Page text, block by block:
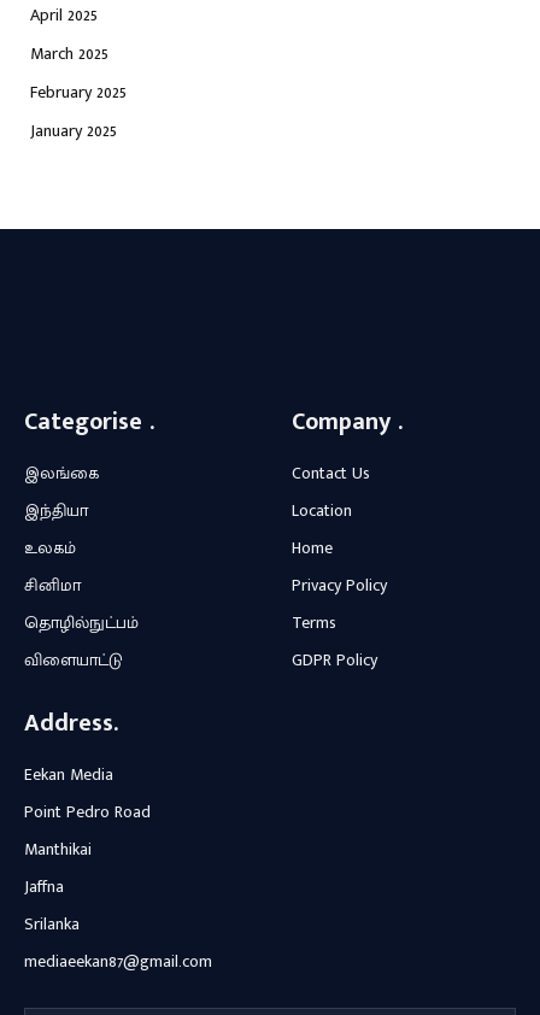
April 2025
March 2025
February 2025
January 2025
Categorise .
இலங்கை
இந்தியா
உலகம்
சினிமா
தொழில்நுட்பம்
விளையாட்டு
Company .
Contact Us
Location
Home
Privacy Policy
Terms
GDPR Policy
Address.
Eekan Media
Point Pedro Road
Manthikai
Jaffna
Srilanka
mediaeekan87@gmail.com